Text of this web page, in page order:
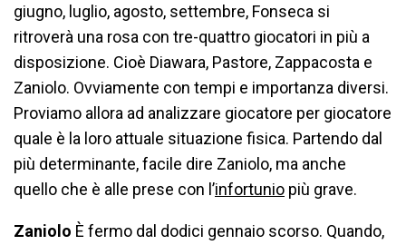
giugno, luglio, agosto, settembre, Fonseca si
ritroverà una rosa con tre-quattro giocatori in più a
disposizione. Cioè Diawara, Pastore, Zappacosta e
Zaniolo. Ovviamente con tempi e importanza diversi.
Proviamo allora ad analizzare giocatore per giocatore
quale è la loro attuale situazione fisica. Partendo dal
più determinante, facile dire Zaniolo, ma anche
quello che è alle prese con l’infortunio più grave.
Zaniolo È fermo dal dodici gennaio scorso. Quando,